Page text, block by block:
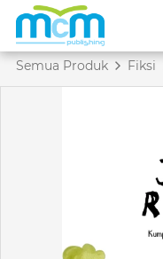
Semua Produk Fiksi